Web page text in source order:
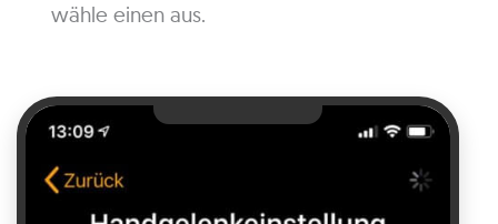
wähle einen aus.